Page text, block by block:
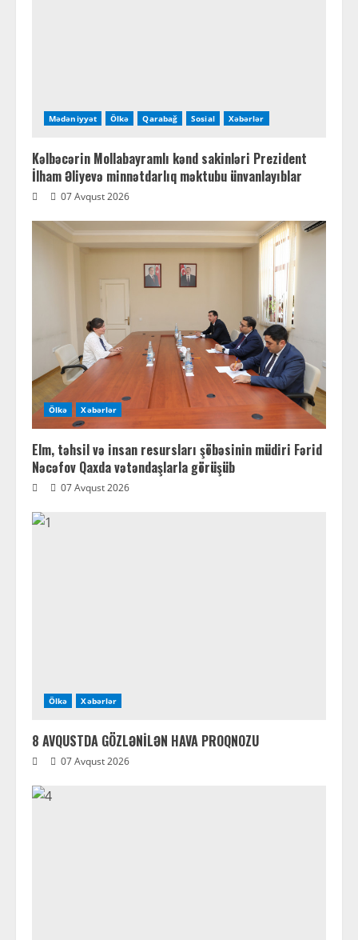
Mədəniyyət Ölkə Qarabağ Sosial Xəbərlər
Kəlbəcərin Mollabayramlı kənd sakinləri Prezident
İlham Əliyevə minnətdarlıq məktubu ünvanlayıblar
07 Avqust 2026
Ölkə Xəbərlər
Elm, təhsil və insan resursları şöbəsinin müdiri Fərid
Nəcəfov Qaxda vətəndaşlarla görüşüb
07 Avqust 2026
Ölkə Xəbərlər
8 AVQUSTDA GÖZLƏNİLƏN HAVA PROQNOZU
07 Avqust 2026